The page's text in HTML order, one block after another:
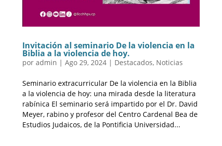
Invitación al seminario De la violencia en la
Biblia a la violencia de hoy.
por admin | Ago 29, 2024| Destacados, Noticias
Seminario extracurricular De la violencia en la Biblia
a la violencia de hoy: una mirada desde la literatura
rabínica El seminario será impartido por el Dr. David
Meyer, rabino y profesor del Centro Cardenal Bea de
Estudios Judaicos, de la Pontificia Universidad...